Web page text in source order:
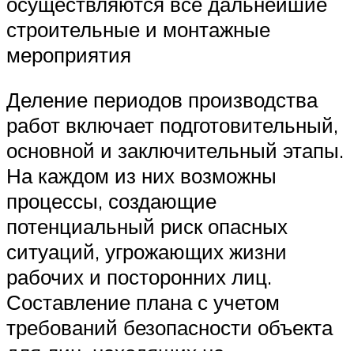
строительные и монтажные
мероприятия
Деление периодов производства
работ включает подготовительный,
основной и заключительный этапы.
На каждом из них возможны
процессы, создающие
потенциальный риск опасных
ситуаций, угрожающих жизни
рабочих и посторонних лиц.
Составление плана с учетом
требований безопасности объекта